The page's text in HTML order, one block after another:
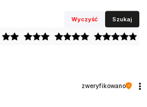
Wyczyść Szukaj
zweryfikowano